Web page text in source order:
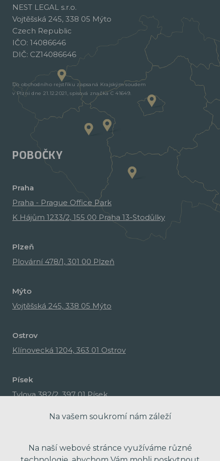
NEST LEGAL s.r.o.
Vojtěšská 245, 338 05 Mýto
Czech Republic
IČO: 14086646
DIČ: CZ14086646
Do obchodního rejstříku zapsaná Krajským soudem
v Plzni dne 21.12.2021, spisová značka C 41649.
POBOČKY
Praha
Praha - Prague Office Park
K Hájům 1233/2, 155 00 Praha 13-Stodůlky
Plzeň
Plovární 478/1, 301 00 Plzeň
Mýto
Vojtěšská 245, 338 05 Mýto
Ostrov
Klínovecká 1204, 363 01 Ostrov
Písek
Tylova 382/2, 397 01 Písek
Na vašem soukromí nám záleží
Na naší webové stránce využíváme různé